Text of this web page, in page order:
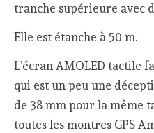
tranche supérieure avec
Elle est étanche à 50 m.
L’écran AMOLED tactile
qui est un peu une
de 38 mm pour la même
toutes les montres GPS